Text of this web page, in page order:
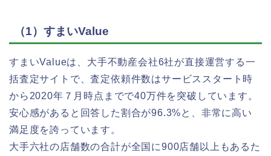
（1）すまいValue
すまいValueは、大手不動産会社6社が直接運営する一
括査定サイトで、査定依頼件数はサービススタート時
から2020年７月時点までで40万件を突破しています。
安心感があると回答した割合が96.3%と、非常に高い
満足度を誇っています。
大手六社の店舗数の合計が全国に900店舗以上もあるた